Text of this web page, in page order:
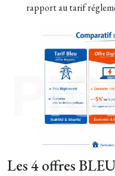
rapport au tarif
Les 4 offres